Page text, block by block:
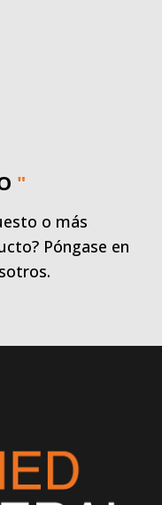
"
o más
Póngase en